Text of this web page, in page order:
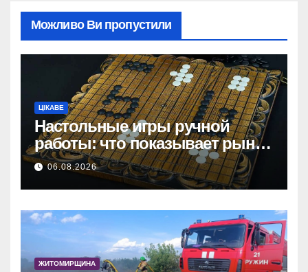
Можливо Ви пропустили
ЦІКАВЕ
Настольные игры ручной
работы: что показывает рынок
и почему цифры говорят сами
за себя
06.08.2026
ЖИТОМИРЩИНА